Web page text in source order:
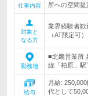
仕事内容
所への空間提
対象と
なる方
業界経験者
（AT限定可
勤務地
■北畿営業所
線「柏原」駅
給与
月給:
代として